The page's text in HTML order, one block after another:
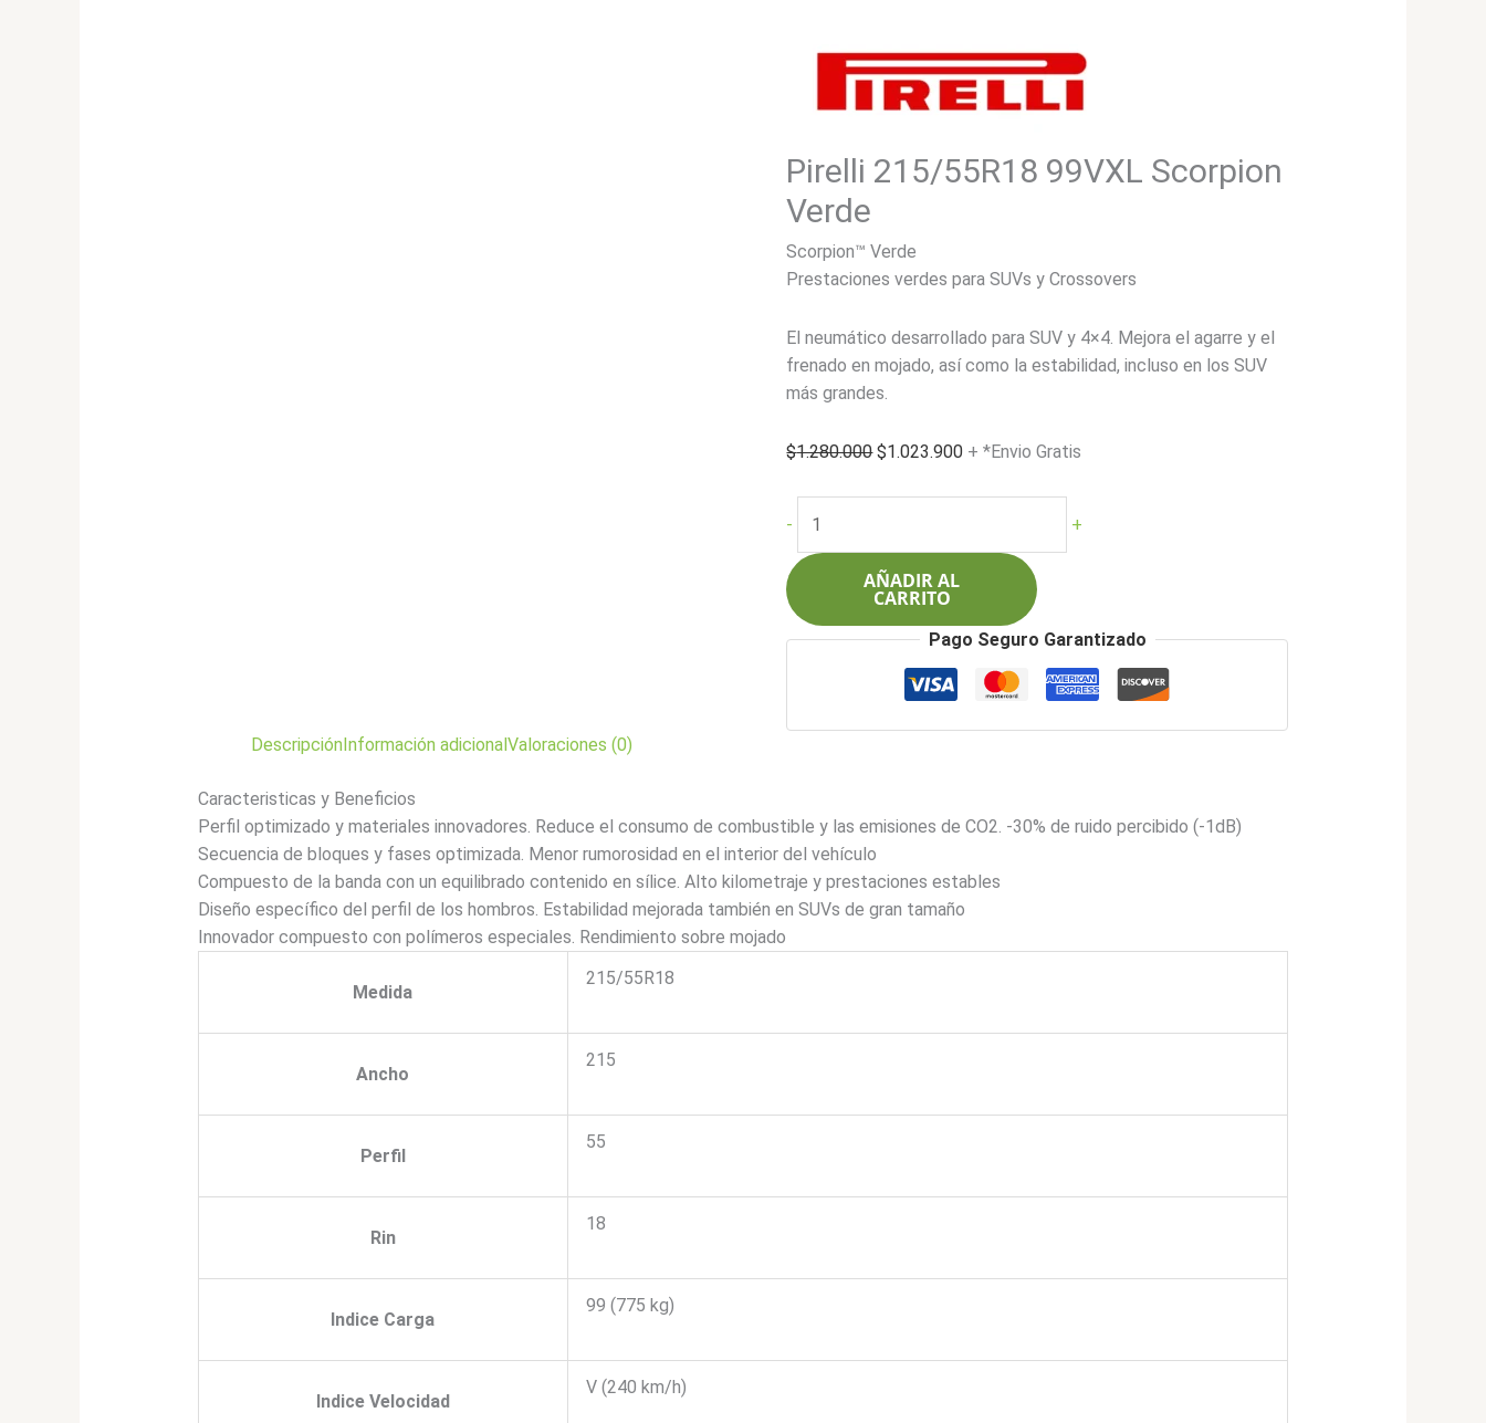
Pirelli 215/55R18 99VXL Scorpion
Verde
Scorpion™ Verde
Prestaciones verdes para SUVs y Crossovers
El neumático desarrollado para SUV y 4×4. Mejora el agarre y el
frenado en mojado, así como la estabilidad, incluso en los SUV
más grandes.
$1.280.000El
$1.023.900El
$1.023.900.
+ *Envio Gratis
-
215/55R18
99VXL
Scorpion
Verde
+
AÑADIR AL
CARRITO
Pago Seguro Garantizado
Descripción Información adicional Valoraciones (0)
Caracteristicas y Beneficios
Perfil optimizado y materiales innovadores. Reduce el consumo de combustible y las emisiones de CO2. -30% de ruido percibido (-1dB)
Secuencia de bloques y fases optimizada. Menor rumorosidad en el interior del vehículo
Compuesto de la banda con un equilibrado contenido en sílice. Alto kilometraje y prestaciones estables
Diseño específico del perfil de los hombros. Estabilidad mejorada también en SUVs de gran tamaño
Innovador compuesto con polímeros especiales. Rendimiento sobre mojado
Medida
215/55R18
Ancho
215
Perfil
55
Rin
18
Indice Carga
99 (775 kg)
Indice Velocidad
V (240 km/h)